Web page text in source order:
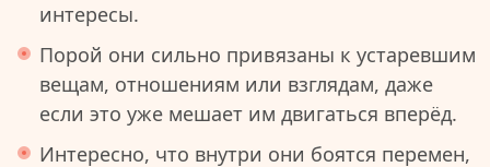
интересы.
Порой они сильно привязаны к устаревшим
вещам, отношениям или взглядам, даже
если это уже мешает им двигаться вперёд.
Интересно, что внутри они боятся перемен,